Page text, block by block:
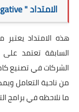
الامتداد " DNG " Digital Negative
السابقة تعتمد
من ناحية التعامل
ما نلاحظه في برامج